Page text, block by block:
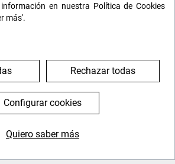
una entrada al famoso
, un museo al aire libre que
puedes quedarte en el
del ambiente festivo
escaparates, pistas de hielo y
en nuestra Política de Cookies
más'.
Rechazar todas
Configurar cookies
Quiero saber más